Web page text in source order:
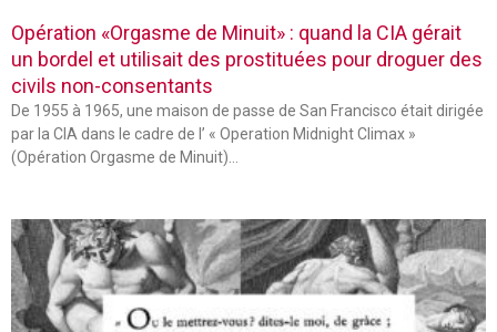
Opération «Orgasme de Minuit» : quand la CIA gérait
un bordel et utilisait des prostituées pour droguer des
civils non-consentants
De 1955 à 1965, une maison de passe de San Francisco était dirigée
par la CIA dans le cadre de l’ « Operation Midnight Climax »
(Opération Orgasme de Minuit)…